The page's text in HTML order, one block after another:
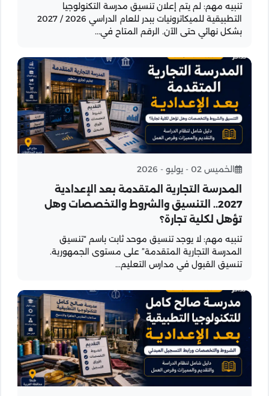
تنبيه مهم: لم يتم إعلان تنسيق مدرسة التكنولوجيا
التطبيقية للميكاترونيات ببدر للعام الدراسي 2026 / 2027
بشكل نهائي حتى الآن. الرقم المتاح في...
الخميس 02 - يوليو - 2026
المدرسة التجارية المتقدمة بعد الإعدادية
2027.. التنسيق والشروط والتخصصات وهل
تؤهل لكلية تجارة؟
تنبيه مهم: لا يوجد تنسيق موحد ثابت باسم “تنسيق
المدرسة التجارية المتقدمة” على مستوى الجمهورية.
تنسيق القبول في مدارس التعليم...